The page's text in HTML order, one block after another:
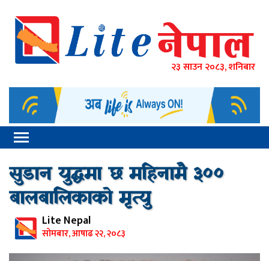
२३ साउन २०८३, शनिबार
सुडान युद्धमा छ महिनामै ३००
बालबालिकाको मृत्यु
Lite Nepal
सोमबार, आषाढ २२, २०८३